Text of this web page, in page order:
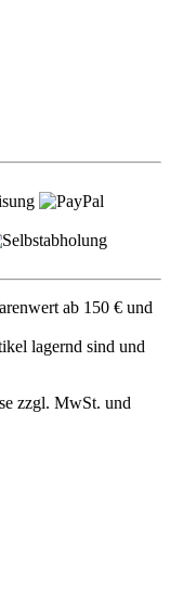
ab 150 € und
lagernd sind und
zzgl. MwSt. und